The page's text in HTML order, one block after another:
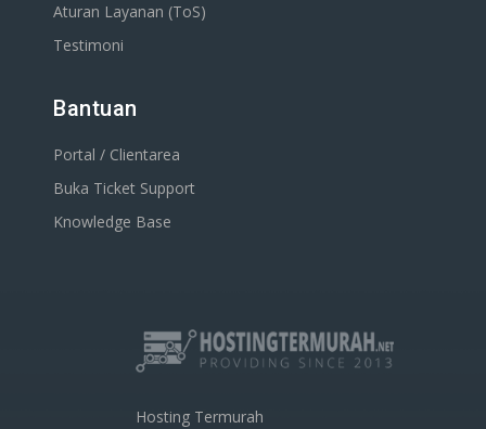
Aturan Layanan (ToS)
Testimoni
Bantuan
Portal / Clientarea
Buka Ticket Support
Knowledge Base
Hosting Termurah